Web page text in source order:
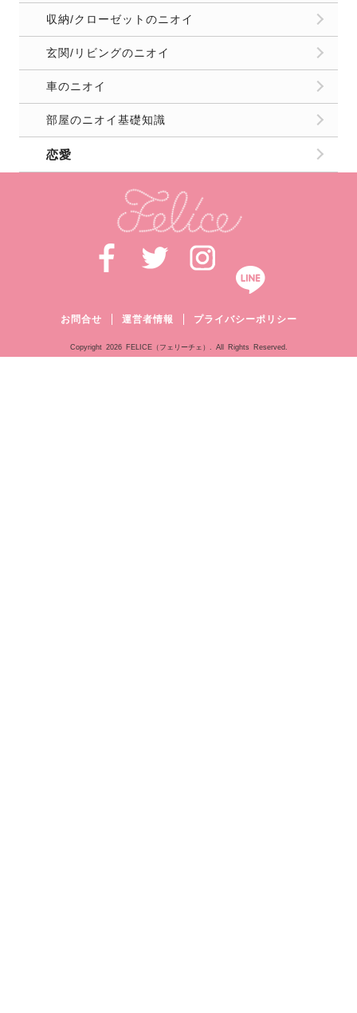
収納/クローゼットのニオイ
玄関/リビングのニオイ
車のニオイ
部屋のニオイ基礎知識
恋愛
お問合せ 運営者情報 プライバシーポリシー
Copyright 2026 FELICE（フェリーチェ）. All Rights Reserved.